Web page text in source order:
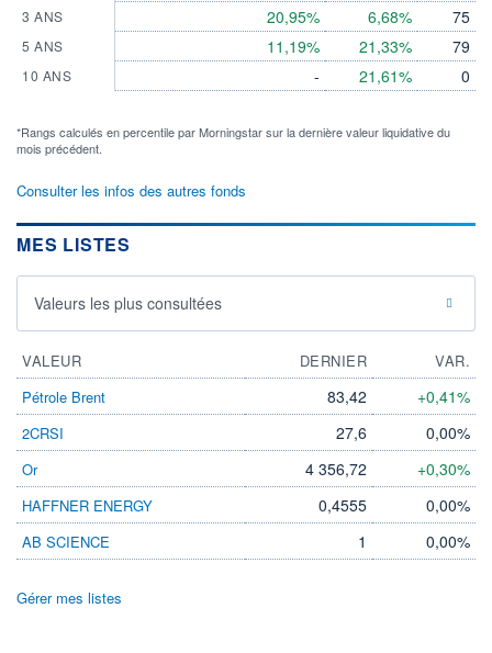
3 ANS
5 ANS
10 ANS
20,95%
11,19%
-
6,68%
21,33%
21,61%
75
79
0
*Rangs calculés en percentile par Morningstar sur la dernière valeur liquidative du
mois précédent.
Consulter les infos des autres fonds
MES LISTES
Valeurs les plus consultées
VALEUR DERNIER
VAR.
Pétrole Brent
83,42 +0,41%
2CRSI 27,6 0,00%
Or 4 356,72 +0,30%
HAFFNER ENERGY 0,4555 0,00%
AB SCIENCE 1 0,00%
Gérer mes listes